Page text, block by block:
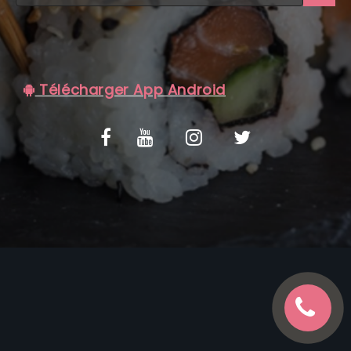
C.G.V
Télécharger App Android